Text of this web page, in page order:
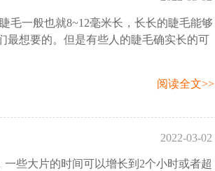
17:57:01
毛一般也就8~12毫米长，长长的睫毛能够
最想要的。但是有些人的睫毛确实长的可
阅读全文>>
2022-03-02
16:10:29
些大片的时间可以增长到2个小时或者超